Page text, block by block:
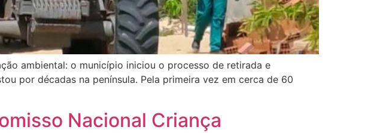
ambiental: o município iniciou o processo de retirada e
por décadas na península. Pela primeira vez em cerca de 60
Nacional Criança